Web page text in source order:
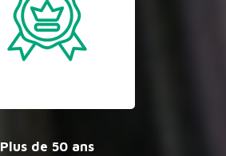
Plus de 50 ans